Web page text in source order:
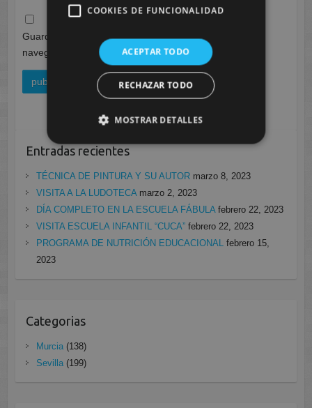
Guarda mi nombre, correo electrónico y web en este
navegador para la próxima vez que comente.
Entradas recientes
TÉCNICA DE PINTURA Y SU AUTOR marzo 8, 2023
VISITA A LA LUDOTECA marzo 2, 2023
DÍA COMPLETO EN LA ESCUELA FÁBULA febrero 22, 2023
VISITA ESCUELA INFANTIL “CUCA” febrero 22, 2023
PROGRAMA DE NUTRICIÓN EDUCACIONAL febrero 15,
2023
Categorias
Murcia(138)
Sevilla(199)
COOKIES DE FUNCIONALIDAD
ACEPTAR TODO
RECHAZAR TODO
MOSTRAR DETALLES